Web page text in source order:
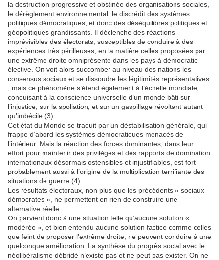
la destruction progressive et obstinée des organisations sociales,
le dérèglement environnemental, le discrédit des systèmes
politiques démocratiques, et donc des déséquilibres politiques et
géopolitiques grandissants. Il déclenche des réactions
imprévisibles des électorats, susceptibles de conduire à des
expériences très périlleuses, en la matière celles proposées par
une extrême droite omniprésente dans les pays à démocratie
élective. On voit alors succomber au niveau des nations les
consensus sociaux et se dissoudre les légitimités représentatives
; mais ce phénomène s’étend également à l’échelle mondiale,
conduisant à la conscience universelle d’un monde bâti sur
l’injustice, sur la spoliation, et sur un gaspillage révoltant autant
qu’imbécile (3).
Cet état du Monde se traduit par un déstabilisation générale, qui
frappe d’abord les systèmes démocratiques menacés de
l’intérieur. Mais la réaction des forces dominantes, dans leur
effort pour maintenir des privilèges et des rapports de domination
internationaux désormais ostensibles et injustifiables, est fort
probablement aussi à l’origine de la multiplication terrifiante des
situations de guerre (4).
Les résultats électoraux, non plus que les précédents « sociaux
démocrates », ne permettent en rien de construire une
alternative réelle.
On parvient donc à une situation telle qu’aucune solution «
modérée », et bien entendu aucune solution factice comme celles
que feint de proposer l’extrême droite, ne peuvent conduire à une
quelconque amélioration. La synthèse du progrès social avec le
néolibéralisme débridé n’existe pas et ne peut pas exister. On ne